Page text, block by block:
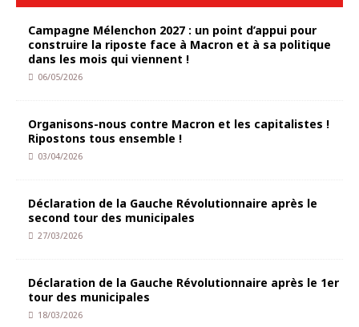
Campagne Mélenchon 2027 : un point d’appui pour
construire la riposte face à Macron et à sa politique
dans les mois qui viennent !
06/05/2026
Organisons-nous contre Macron et les capitalistes !
Ripostons tous ensemble !
03/04/2026
Déclaration de la Gauche Révolutionnaire après le
second tour des municipales
27/03/2026
Déclaration de la Gauche Révolutionnaire après le 1er
tour des municipales
18/03/2026